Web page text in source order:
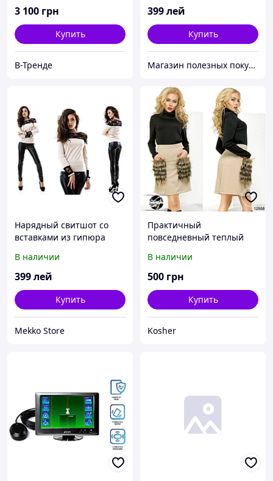
3 100 грн
Купить
В-Тренде
399лей
Купить
Магазин полезных покупок "Goodbuy"
Нарядный свитшот со
вставками из гипюра
В наличии
399лей
Купить
Mekko Store
Практичный
повседневный теплый
карманами и водолазка
В наличии
500 грн
Купить
Kosher